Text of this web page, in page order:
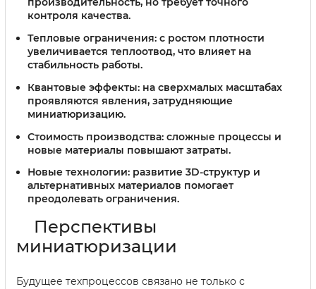
контроля качества.
Тепловые ограничения: с ростом плотности
увеличивается теплоотвод, что влияет на
стабильность работы.
Квантовые эффекты: на сверхмалых масштабах
проявляются явления, затрудняющие
миниатюризацию.
Стоимость производства: сложные процессы и
новые материалы повышают затраты.
Новые технологии: развитие 3D-структур и
альтернативных материалов помогает
преодолевать ограничения.
Перспективы
миниатюризации
Будущее техпроцессов связано не только с